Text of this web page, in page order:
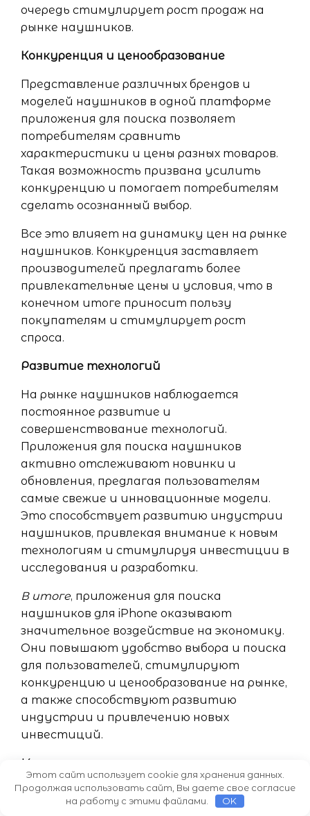
очередь стимулирует рост продаж на
рынке наушников.
Конкуренция и ценообразование
Представление различных брендов и
моделей наушников в одной платформе
приложения для поиска позволяет
потребителям сравнить
характеристики и цены разных товаров.
Такая возможность призвана усилить
конкуренцию и помогает потребителям
сделать осознанный выбор.
Все это влияет на динамику цен на рынке
наушников. Конкуренция заставляет
производителей предлагать более
привлекательные цены и условия, что в
конечном итоге приносит пользу
покупателям и стимулирует рост
спроса.
Развитие технологий
На рынке наушников наблюдается
постоянное развитие и
совершенствование технологий.
Приложения для поиска наушников
активно отслеживают новинки и
обновления, предлагая пользователям
самые свежие и инновационные модели.
Это способствует развитию индустрии
наушников, привлекая внимание к новым
технологиям и стимулируя инвестиции в
исследования и разработки.
В итоге, приложения для поиска
наушников для iPhone оказывают
значительное воздействие на экономику.
Они повышают удобство выбора и поиска
для пользователей, стимулируют
конкуренцию и ценообразование на рынке,
а также способствуют развитию
индустрии и привлечению новых
инвестиций.
Конкурентные приложения для
поиска наушников для iPhone
На сегодняшний день существует
Этот сайт использует cookie для хранения данных.
Продолжая использовать сайт, Вы даете свое согласие
на работу с этими файлами.
OK